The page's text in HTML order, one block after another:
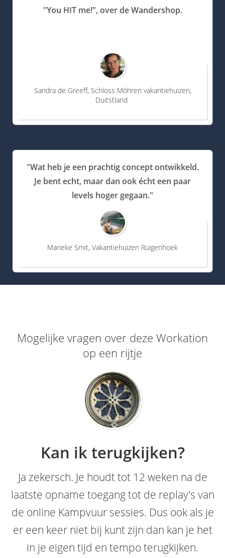
"You HIT me!", over de Wandershop.
Sandra de Greeff, Schloss Möhren vakantiehuizen,
Duitstland
"Wat heb je een prachtig concept ontwikkeld.
Je bent echt, maar dan ook écht een paar
levels hoger gegaan."
Marieke Smit, Vakantiehuizen Ruigenhoek
Mogelijke vragen o​ver deze Workation
op een rijtje
Kan ik terugkijken?
Ja zekersch. Je houdt tot 12 weken na de
laatste opname toegang tot de replay's van
de online Kampvuur sessies. Dus ook als je
er een keer niet bij kunt zijn dan kan je het
in je eigen tijd en tempo terugkijken.